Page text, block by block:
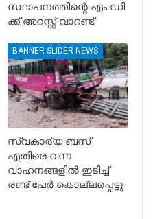
സ്ഥാപനത്തിന്റെ എം ഡി
ക്ക് അറസ്റ്റ് വാറണ്ട്
BANNER SLIDER NEWS
സ്വകാര്യ ബസ്
എതിരെ വന്ന
വാഹനങ്ങളിൽ ഇടിച്ച്
രണ്ട് പേർ കൊല്ലപ്പെട്ടു